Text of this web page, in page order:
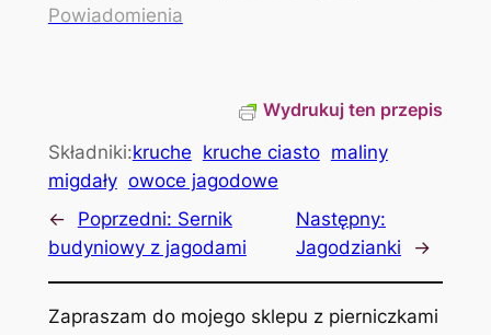
Powiadomienia
Wydrukuj ten przepis
Składniki:kruche kruche ciasto maliny
migdały owoce jagodowe
←
Poprzedni: Sernik
budyniowy z jagodami
Następny:
Jagodzianki
→
Zapraszam do mojego sklepu z pierniczkami